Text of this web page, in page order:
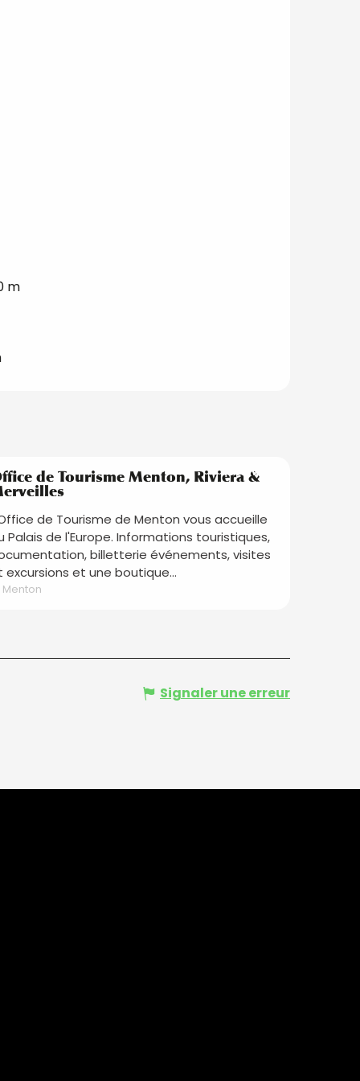
m
de Tourisme Menton, Riviera &
de Tourisme de Menton vous accueille
Palais de l'Europe. Informations touristiques,
billetterie événements, visites
excursions et une boutique...
Menton
Réservable
Signaler une erreur